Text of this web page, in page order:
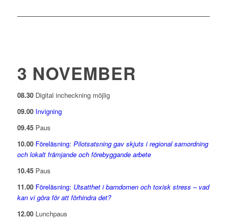
3 NOVEMBER
08.30Digital incheckning möjlig
09.00 Invigning
09.45 Paus
10.00 Föreläsning: Pilotsatsning gav skjuts i regional samordning
och lokalt främjande och förebyggande arbete
10.45Paus
11.00 Föreläsning: Utsatthet i barndomen och toxisk stress – vad
kan vi göra för att förhindra det?
12.00Lunchpaus